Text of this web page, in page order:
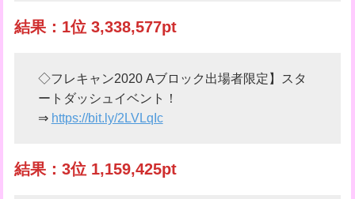
結果：1位 3,338,577pt
◇フレキャン2020 Aブロック出場者限定】スタ
ートダッシュイベント！
⇒ https://bit.ly/2LVLqIc
結果：3位 1,159,425pt